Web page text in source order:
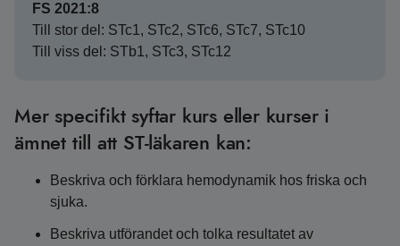
FS 2021:8
Till stor del: STc1, STc2, STc6, STc7, STc10
Till viss del: STb1, STc3, STc12
Mer specifikt syftar kurs eller kurser i
ämnet till att ST-läkaren kan:
Beskriva och förklara hemodynamik hos friska och
sjuka.
Beskriva utförandet och tolka resultatet av